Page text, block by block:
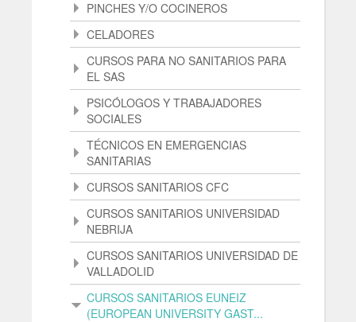
PINCHES Y/O COCINEROS
CELADORES
CURSOS PARA NO SANITARIOS PARA
EL SAS
PSICÓLOGOS Y TRABAJADORES
SOCIALES
TÉCNICOS EN EMERGENCIAS
SANITARIAS
CURSOS SANITARIOS CFC
CURSOS SANITARIOS UNIVERSIDAD
NEBRIJA
CURSOS SANITARIOS UNIVERSIDAD DE
VALLADOLID
CURSOS SANITARIOS EUNEIZ
(EUROPEAN UNIVERSITY GAST...